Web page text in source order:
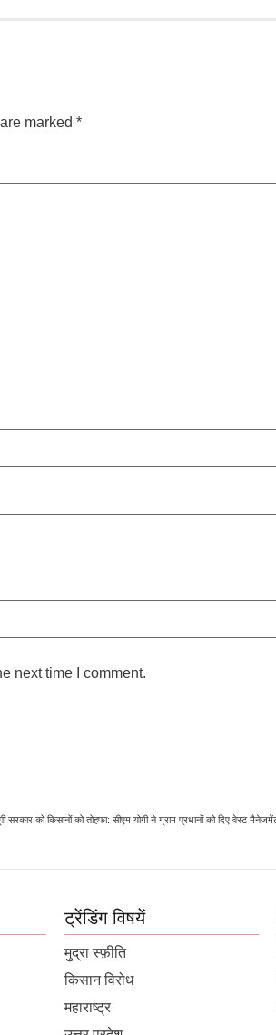
marked *
next time I comment.
ट्रेंडिंग विषयें
मुद्रा स्फ़ीति
किसान विरोध
महाराष्ट्र